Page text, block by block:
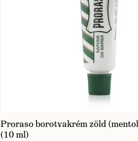
Proraso borotvakrém zöld
(10 ml)